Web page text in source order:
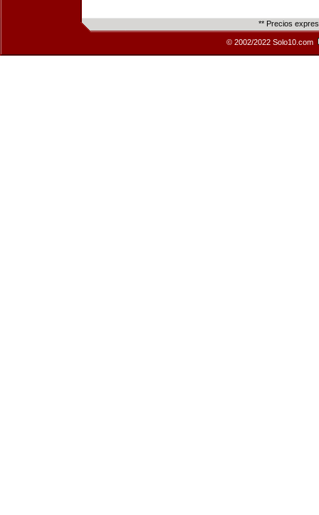
** Precios
© 2002/2022 Solo10.com